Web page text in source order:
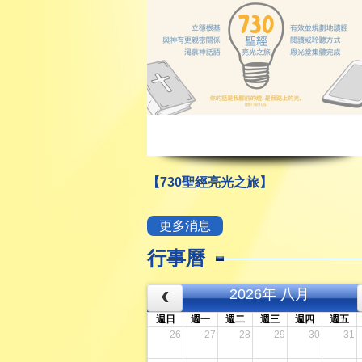
【730聖經亮光之旅】
更多消息
行事曆
2026年 八月
週日 週一 週二 週三 週四
週五
26
27 28 29 30 31